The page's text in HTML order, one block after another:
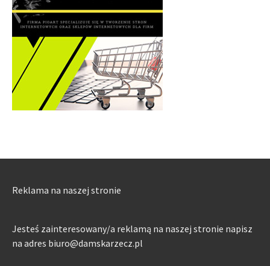
Reklama na naszej stronie
Jesteś zainteresowany/a reklamą na naszej stronie napisz
na adres biuro@damskarzecz.pl